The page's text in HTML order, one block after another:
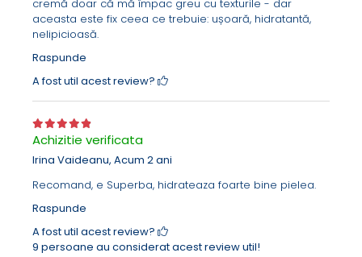
cearcane si aspect obosit al ochilor
usoara mancarime
aspect mat al pielii
linii fine si riduri de expresie
CUM RECUNOASTEM TENUL USCAT?
Tenul uscat se confrunta adesea cu:
un aspect solzos
decojirea pielii
roseata sau iritatii
eczemelor sau dermatitei
RECOMANDAREA NOASTRA
Tratament pentru piele deshidratata, crapata
seara iar cremaHidraderm cu protectie solara
SPF50+ in timpul zilei. Ambele creme pot fi folosite
cremă doar că mă împac greu cu texturile - dar
aceasta este fix ceea ce trebuie: ușoară, hidratantă,
nelipicioasă.
Raspunde
A fost util acest review?
Achizitie verificata
Irina Vaideanu, Acum 2 ani
Recomand, e Superba, hidrateaza foarte bine pielea.
Raspunde
A fost util acest review?
9 persoane au considerat acest review util!